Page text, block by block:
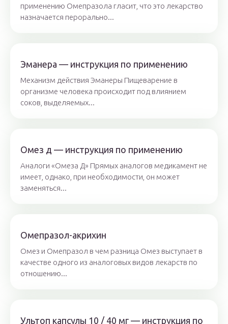
применению Омепразола гласит, что это лекарство
назначается перорально...
Эманера — инструкция по применению
Механизм действия Эманеры Пищеварение в
организме человека происходит под влиянием
соков, выделяемых...
Омез д — инструкция по применению
Аналоги «Омеза Д» Прямых аналогов медикамент не
имеет, однако, при необходимости, он может
заменяться...
Омепразол-акрихин
Омез и Омепразол в чем разница Омез выступает в
качестве одного из аналоговых видов лекарств по
отношению...
Ультоп капсулы 10 / 40 мг — инструкция по